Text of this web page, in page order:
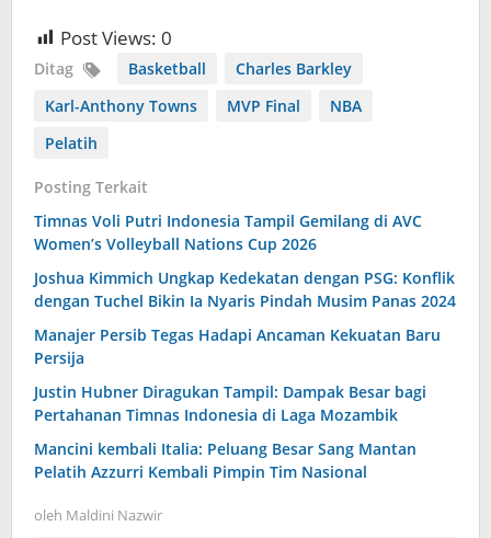
Post Views: 0
Ditag Basketball
Charles Barkley
Karl-Anthony Towns
MVP Final
NBA
Pelatih
Posting Terkait
Timnas Voli Putri Indonesia Tampil Gemilang di AVC
Women’s Volleyball Nations Cup 2026
Joshua Kimmich Ungkap Kedekatan dengan PSG: Konflik
dengan Tuchel Bikin Ia Nyaris Pindah Musim Panas 2024
Manajer Persib Tegas Hadapi Ancaman Kekuatan Baru
Persija
Justin Hubner Diragukan Tampil: Dampak Besar bagi
Pertahanan Timnas Indonesia di Laga Mozambik
Mancini kembali Italia: Peluang Besar Sang Mantan
Pelatih Azzurri Kembali Pimpin Tim Nasional
oleh Maldini Nazwir